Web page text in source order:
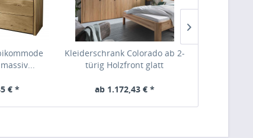
€ *
Kleiderschrank Colorado ab 2-
türig Holzfront glatt
ab 1.172,43 € *